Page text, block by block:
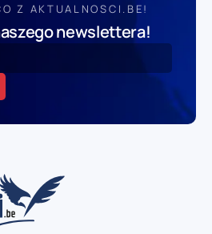
Z AKTUALNOSCI.BE!
newslettera!